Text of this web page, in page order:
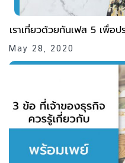
เราเที่ยวด้วยกันเฟส 5 เพื่อป
May 28, 2020